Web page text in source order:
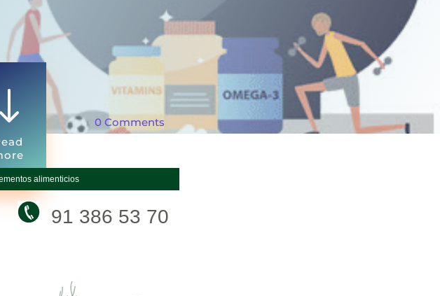
0 Comments
alimenticios
91 386 53 70